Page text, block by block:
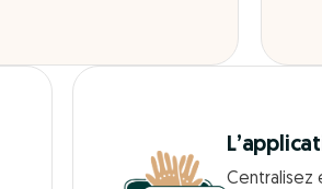
Centralisez